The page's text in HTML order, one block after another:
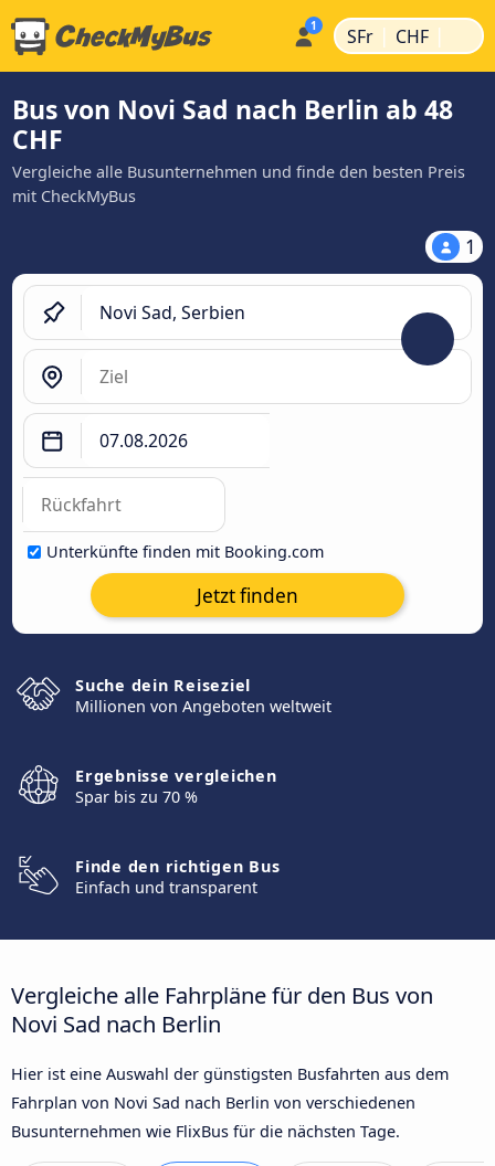
SFr | CHF |
Bus von Novi Sad nach Berlin ab 48
CHF
Vergleiche alle Busunternehmen und finde den besten Preis
mit CheckMyBus
1
Unterkünfte finden mit Booking.com
Jetzt finden
Suche dein Reiseziel
Millionen von Angeboten weltweit
Ergebnisse vergleichen
Spar bis zu 70 %
Finde den richtigen Bus
Einfach und transparent
Vergleiche alle Fahrpläne für den Bus von
Novi Sad nach Berlin
Hier ist eine Auswahl der günstigsten Busfahrten aus dem
Fahrplan von Novi Sad nach Berlin von verschiedenen
Busunternehmen wie FlixBus für die nächsten Tage.